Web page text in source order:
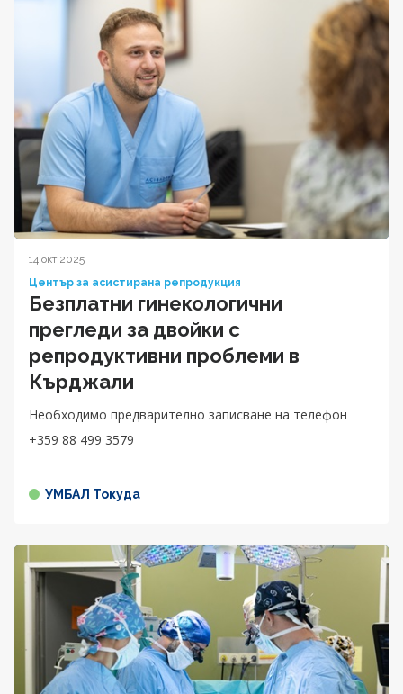
14 окт 2025
Център за асистирана репродукция
Безплатни гинекологични
прегледи за двойки с
репродуктивни проблеми в
Кърджали
Необходимо предварително записване на телефон
+359 88 499 3579
УМБАЛ Токуда